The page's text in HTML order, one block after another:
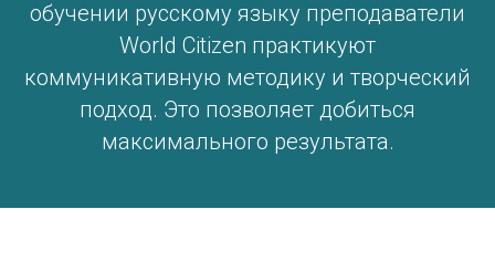
обучении русскому языку преподаватели
World Citizen практикуют
коммуникативную методику и творческий
подход. Это позволяет добиться
максимального результата.